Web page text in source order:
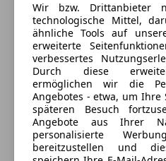
Alle Fahrzeuge des
Anbieter
Deine Nachricht
Wir bzw. Drittanbieter
technologische Mittel,
ähnliche Tools auf
erweiterte
verbessertes
Durch diese
ermöglichen wir die
Angebotes - etwa, um Ihre
späteren Besuch
Angebote aus Ihrer
personalisierte
bereitzustellen und